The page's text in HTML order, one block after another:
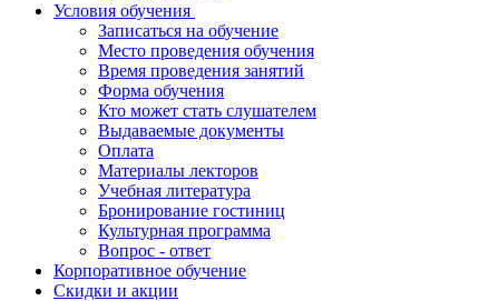
Условия обучения
Записаться на обучение
Место проведения обучения
Время проведения занятий
Форма обучения
Кто может стать слушателем
Выдаваемые документы
Оплата
Материалы лекторов
Учебная литература
Бронирование гостиниц
Культурная программа
Вопрос - ответ
Корпоративное обучение
Скидки и акции